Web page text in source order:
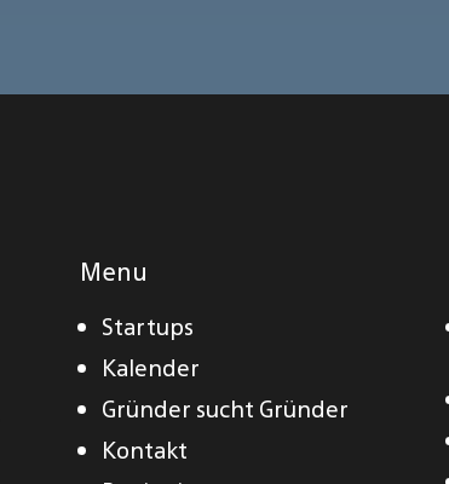
Menu
Startups
Kalender
Gründer sucht Gründer
Kontakt